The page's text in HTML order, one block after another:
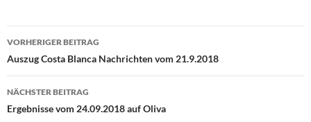
Beitragsnavigation
VORHERIGER BEITRAG
Auszug Costa Blanca Nachrichten vom 21.9.2018
NÄCHSTER BEITRAG
Ergebnisse vom 24.09.2018 auf Oliva